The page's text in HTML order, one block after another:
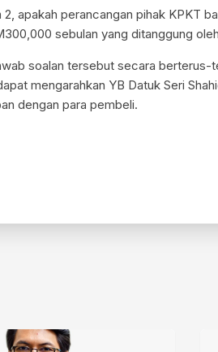
apakah perancangan pihak KPKT
sebulan yang ditanggung
soalan tersebut secara berterus-
mengarahkan YB Datuk Seri
dengan para pembeli.